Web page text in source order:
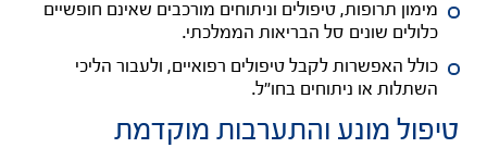
מימון תרופות, טיפולים וניתוחים מורכבים שאינם חופשיים
כלולים שונים סל הבריאות הממלכתי.
כולל האפשרות לקבל טיפולים רפואיים, ולעבור הליכי
השתלות או ניתוחים בחו"ל.
טיפול מונע והתערבות מוקדמת